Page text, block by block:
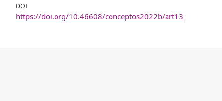
DOI
https://doi.org/10.46608/conceptos2022b/art13